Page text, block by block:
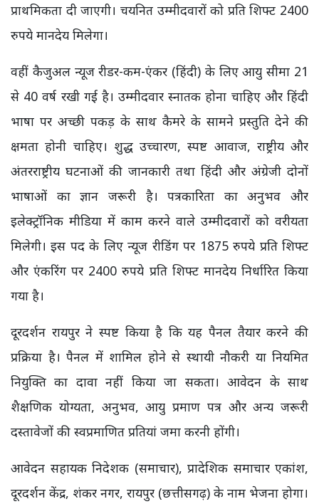
प्राथमिकता दी जाएगी। चयनित उम्मीदवारों को प्रति शिफ्ट 2400
रुपये मानदेय मिलेगा।
वहीं कैजुअल न्यूज रीडर-कम-एंकर (हिंदी) के लिए आयु सीमा 21
से 40 वर्ष रखी गई है। उम्मीदवार स्नातक होना चाहिए और हिंदी
भाषा पर अच्छी पकड़ के साथ कैमरे के सामने प्रस्तुति देने की
क्षमता होनी चाहिए। शुद्ध उच्चारण, स्पष्ट आवाज, राष्ट्रीय और
अंतरराष्ट्रीय घटनाओं की जानकारी तथा हिंदी और अंग्रेजी दोनों
भाषाओं का ज्ञान जरूरी है। पत्रकारिता का अनुभव और
इलेक्ट्रॉनिक मीडिया में काम करने वाले उम्मीदवारों को वरीयता
मिलेगी। इस पद के लिए न्यूज रीडिंग पर 1875 रुपये प्रति शिफ्ट
और एंकरिंग पर 2400 रुपये प्रति शिफ्ट मानदेय निर्धारित किया
गया है।
दूरदर्शन रायपुर ने स्पष्ट किया है कि यह पैनल तैयार करने की
प्रक्रिया है। पैनल में शामिल होने से स्थायी नौकरी या नियमित
नियुक्ति का दावा नहीं किया जा सकता। आवेदन के साथ
शैक्षणिक योग्यता, अनुभव, आयु प्रमाण पत्र और अन्य जरूरी
दस्तावेजों की स्वप्रमाणित प्रतियां जमा करनी होंगी।
आवेदन सहायक निदेशक (समाचार), प्रादेशिक समाचार एकांश,
दूरदर्शन केंद्र, शंकर नगर, रायपुर (छत्तीसगढ़) के नाम भेजना होगा।